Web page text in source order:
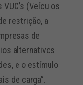
(Veículos
restrição, a
de
alternativos
e o estímulo
de carga”.